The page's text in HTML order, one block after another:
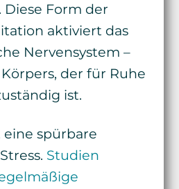
Form der
aktiviert das
Nervensystem –
der für Ruhe
ist.
eine spürbare
Studien